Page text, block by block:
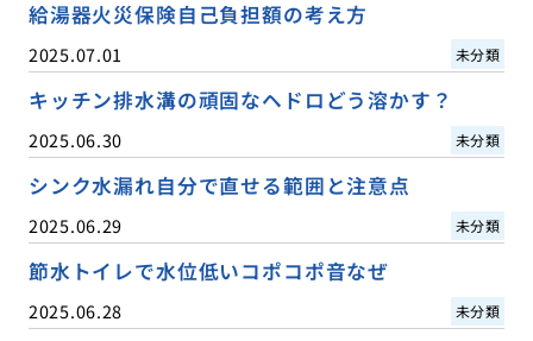
給湯器火災保険自己負担額の考え方
2025.07.01 未分類
キッチン排水溝の頑固なヘドロどう溶かす？
2025.06.30 未分類
シンク水漏れ自分で直せる範囲と注意点
2025.06.29 未分類
節水トイレで水位低いコポコポ音なぜ
2025.06.28 未分類